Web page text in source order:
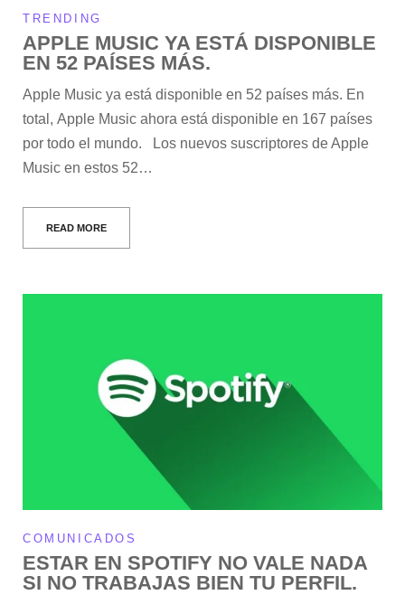
TRENDING
APPLE MUSIC YA ESTÁ DISPONIBLE
EN 52 PAÍSES MÁS.
Apple Music ya está disponible en 52 países más. En
total, Apple Music ahora está disponible en 167 países
por todo el mundo. Los nuevos suscriptores de Apple
Music en estos 52…
READ MORE
COMUNICADOS
ESTAR EN SPOTIFY NO VALE NADA
SI NO TRABAJAS BIEN TU PERFIL.